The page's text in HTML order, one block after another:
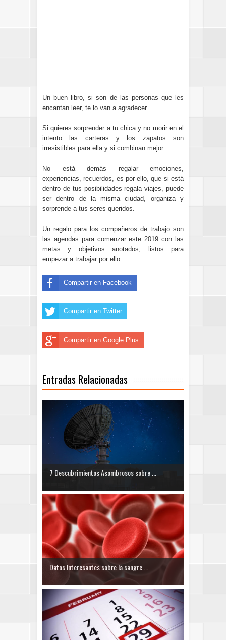
Un buen libro, si son de las personas que les
encantan leer, te lo van a agradecer.
Si quieres sorprender a tu chica y no morir en el
intento las carteras y los zapatos son
irresistibles para ella y si combinan mejor.
No está demás regalar emociones,
experiencias, recuerdos, es por ello, que si está
dentro de tus posibilidades regala viajes, puede
ser dentro de la misma ciudad, organiza y
sorprende a tus seres queridos.
Un regalo para los compañeros de trabajo son
las agendas para comenzar este 2019 con las
metas y objetivos anotados, listos para
empezar a trabajar por ello.
Compartir en Facebook
Compartir en Twitter
Compartir en Google Plus
Entradas Relacionadas
7 Descubrimientos Asombrosos sobre ...
Datos Interesantes sobre la sangre ...